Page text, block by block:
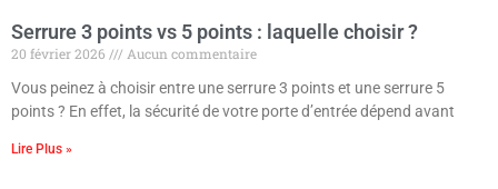
Serrure 3 points vs 5 points : laquelle choisir ?
20 février 2026
Aucun commentaire
Vous peinez à choisir entre une serrure 3 points et une serrure 5
points ? En effet, la sécurité de votre porte d’entrée dépend avant
Lire Plus »